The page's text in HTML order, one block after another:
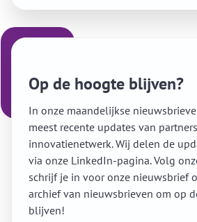
Op de hoogte blijven?
In onze maandelijkse
meest recente updates van
innovatienetwerk. Wij delen de
via onze LinkedIn-pagina. Volg
schrijf je in voor onze nieuwsbrief
archief van nieuwsbrieven om op
blijven!